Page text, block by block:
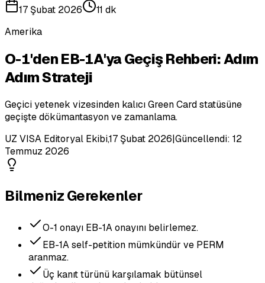
17 Şubat 2026
11 dk
Amerika
O-1'den EB-1A'ya Geçiş Rehberi: Adım
Adım Strateji
Geçici yetenek vizesinden kalıcı Green Card statüsüne
geçişte dökümantasyon ve zamanlama.
UZ VISA Editoryal Ekibi,17 Şubat 2026|Güncellendi: 12
Temmuz 2026
Bilmeniz Gerekenler
O-1 onayı EB-1A onayını belirlemez.
EB-1A self-petition mümkündür ve PERM
aranmaz.
Üç kanıt türünü karşılamak bütünsel